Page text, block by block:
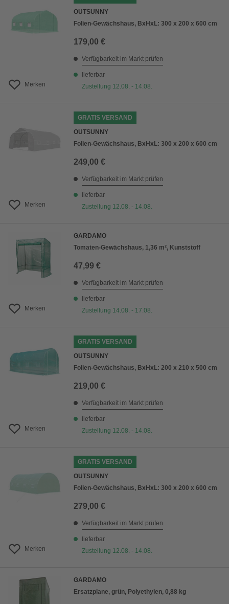
Merken
OUTSUNNY
Folien-Gewächshaus, BxHxL: 300 x 200 x 600 cm
179,00 €
Verfügbarkeit im Markt prüfen
lieferbar
Zustellung 12.08. - 14.08.
Merken
GRATIS VERSAND
OUTSUNNY
Folien-Gewächshaus, BxHxL: 300 x 200 x 600 cm
249,00 €
Verfügbarkeit im Markt prüfen
lieferbar
Zustellung 12.08. - 14.08.
Merken
GARDAMO
Tomaten-Gewächshaus, 1,36 m², Kunststoff
47,99 €
Verfügbarkeit im Markt prüfen
lieferbar
Zustellung 14.08. - 17.08.
Merken
GRATIS VERSAND
OUTSUNNY
Folien-Gewächshaus, BxHxL: 200 x 210 x 500 cm
219,00 €
Verfügbarkeit im Markt prüfen
lieferbar
Zustellung 12.08. - 14.08.
Merken
GRATIS VERSAND
OUTSUNNY
Folien-Gewächshaus, BxHxL: 300 x 200 x 600 cm
279,00 €
Verfügbarkeit im Markt prüfen
lieferbar
Zustellung 12.08. - 14.08.
GARDAMO
Ersatzplane, grün, Polyethylen, 0,88 kg